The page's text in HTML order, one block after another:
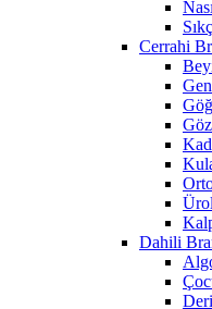
Cerrahi
Dahili